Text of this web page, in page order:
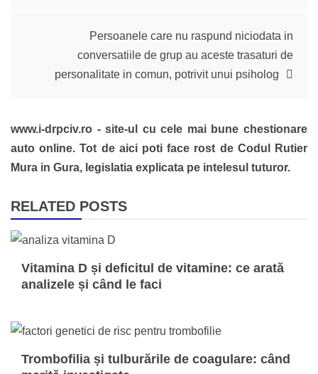
articolePersoanele care nu raspund niciodata in
conversatiile de grup au aceste trasaturi de
personalitate in comun, potrivit unui psiholog
www.i-drpciv.ro - site-ul cu cele mai bune chestionare
auto online. Tot de aici poti face rost de Codul Rutier
Mura in Gura, legislatia explicata pe intelesul tuturor.
RELATED POSTS
Vitamina D și deficitul de vitamine: ce arată
analizele și când le faci
Trombofilia și tulburările de coagulare: când